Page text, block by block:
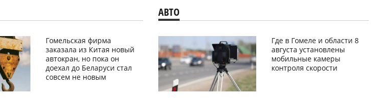
Гомельская фирма
заказала из Китая новый
автокран, но пока он
доехал до Беларуси стал
совсем не новым
АВТО
Где в Гомеле и области 8
августа установлены
мобильные камеры
контроля скорости